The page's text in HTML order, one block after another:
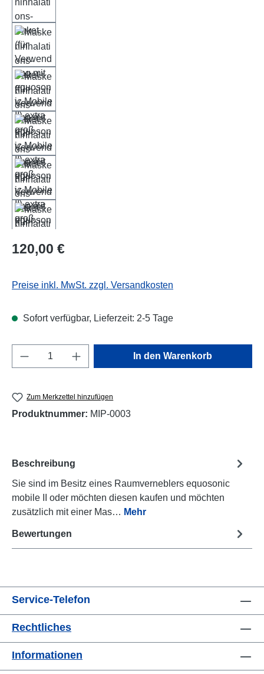
Regulärer Preis:
120,00 €
Preise inkl. MwSt. zzgl. Versandkosten
Sofort verfügbar, Lieferzeit: 2-5 Tage
Produkt Anzahl: Gib den gewünschten
In den Warenkorb
Zum Merkzettel hinzufügen
Produktnummer: MIP-0003
Beschreibung
Sie sind im Besitz eines Raumverneblers equosonic
mobile II oder möchten diesen kaufen und möchten
zusätzlich mit einer Mas… Mehr
Bewertungen
Service-Telefon
Rechtliches
Informationen